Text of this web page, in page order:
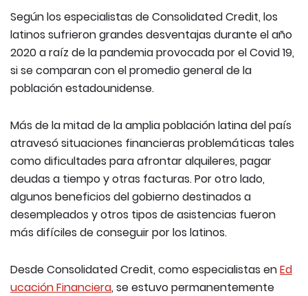
Según los especialistas de Consolidated Credit, los
latinos sufrieron grandes desventajas durante el año
2020 a raíz de la pandemia provocada por el Covid 19,
si se comparan con el promedio general de la
población estadounidense.
Más de la mitad de la amplia población latina del país
atravesó situaciones financieras problemáticas tales
como dificultades para afrontar alquileres, pagar
deudas a tiempo y otras facturas. Por otro lado,
algunos beneficios del gobierno destinados a
desempleados y otros tipos de asistencias fueron
más difíciles de conseguir por los latinos.
Desde Consolidated Credit, como especialistas enEd
ucación Financiera, se estuvo permanentemente